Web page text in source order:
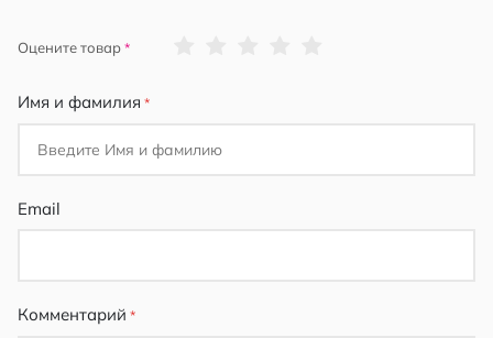
Оцените товар
Имя и фамилия
Email
Комментарий